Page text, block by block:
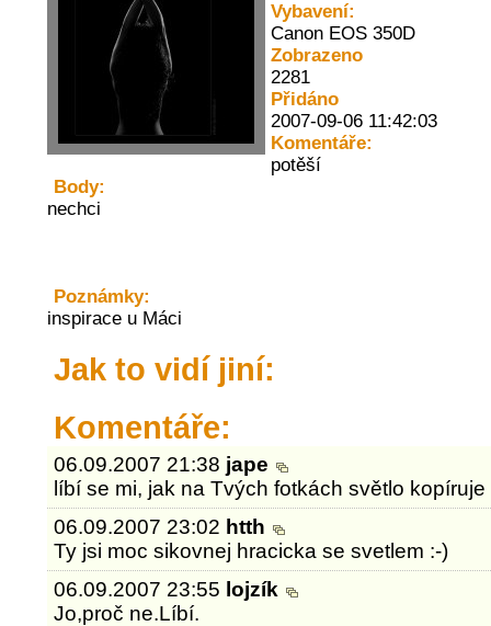
Vybavení:
Canon EOS 350D
Zobrazeno
2281
Přidáno
2007-09-06 11:42:03
Komentáře:
potěší
Body:
nechci
Poznámky:
inspirace u Máci
Jak to vidí jiní:
Komentáře:
06.09.2007 21:38 jape
líbí se mi, jak na Tvých fotkách světlo
06.09.2007 23:02 htth
Ty jsi moc sikovnej hracicka se svetlem :-)
06.09.2007 23:55 lojzík
Jo,proč ne.Líbí.